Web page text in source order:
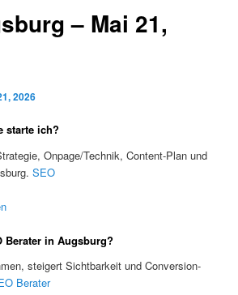
– Mai 21,
2026
starte ich?
Onpage/Technik, Content-Plan und
SEO
Berater in Augsburg?
steigert Sichtbarkeit und Conversion-
Berater